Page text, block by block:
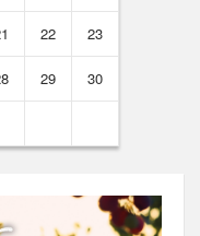
22 23
29 30